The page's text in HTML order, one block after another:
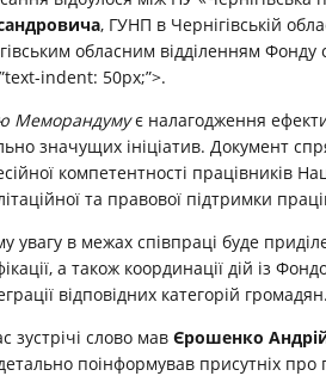
, ГУНП в Чернігівській
обласним відділенням Фонду
indent: 50px;”>.
Меморандумує налагодження
значущих ініціатив. Документ
компетентності працівників
та правової підтримки
увагу в межах співпраці буде
а також координації дій із
відповідних категорій громадян.
зустрічі слово мав Єрошенко
поінформував присутніх про